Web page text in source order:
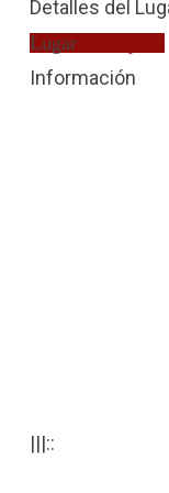
Detalles del
LugarExtranjería
Información
|||::